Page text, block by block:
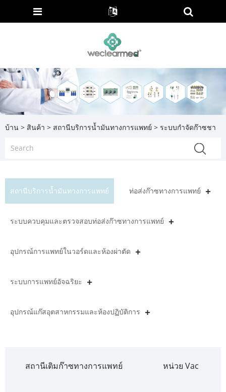
บ้าน > สินค้า > สถานีบริการน้ำมันทางการแพทย์ > ระบบกำจัดก๊าซชา
สถานีบริการน้ำมันทางการแพทย์ ท่อส่งก๊าซทางการแพทย์
ระบบควบคุมและตรวจสอบท่อส่งก๊าซทางการแพทย์
อุปกรณ์การแพทย์ในวอร์ดและห้องผ่าตัด
ระบบการแพทย์อัจฉริยะ
อุปกรณ์แก๊สอุตสาหกรรมและห้องปฏิบัติการ
สถานีเติมก๊าซทางการแพทย์ หน่วย Vac